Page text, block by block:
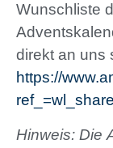
Wunschliste
direkt an uns
https://
ref_=wl_share
Hinweis: Die